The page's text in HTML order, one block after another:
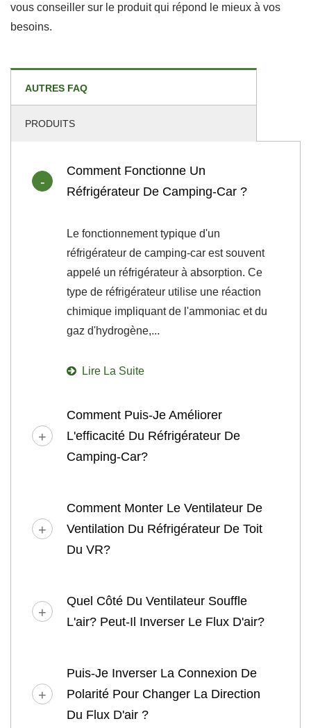
vous conseiller sur le produit qui répond le mieux à vos
besoins.
AUTRES FAQ
PRODUITS
Comment Fonctionne Un
Réfrigérateur De Camping-Car ?
Le fonctionnement typique d'un
réfrigérateur de camping-car est souvent
appelé un réfrigérateur à absorption. Ce
type de réfrigérateur utilise une réaction
chimique impliquant de l'ammoniac et du
gaz d'hydrogène,...
Lire La Suite
Comment Puis-Je Améliorer
L'efficacité Du Réfrigérateur De
Camping-Car?
Comment Monter Le Ventilateur De
Ventilation Du Réfrigérateur De Toit
Du VR?
Quel Côté Du Ventilateur Souffle
L'air? Peut-Il Inverser Le Flux D'air?
Puis-Je Inverser La Connexion De
Polarité Pour Changer La Direction
Du Flux D'air ?